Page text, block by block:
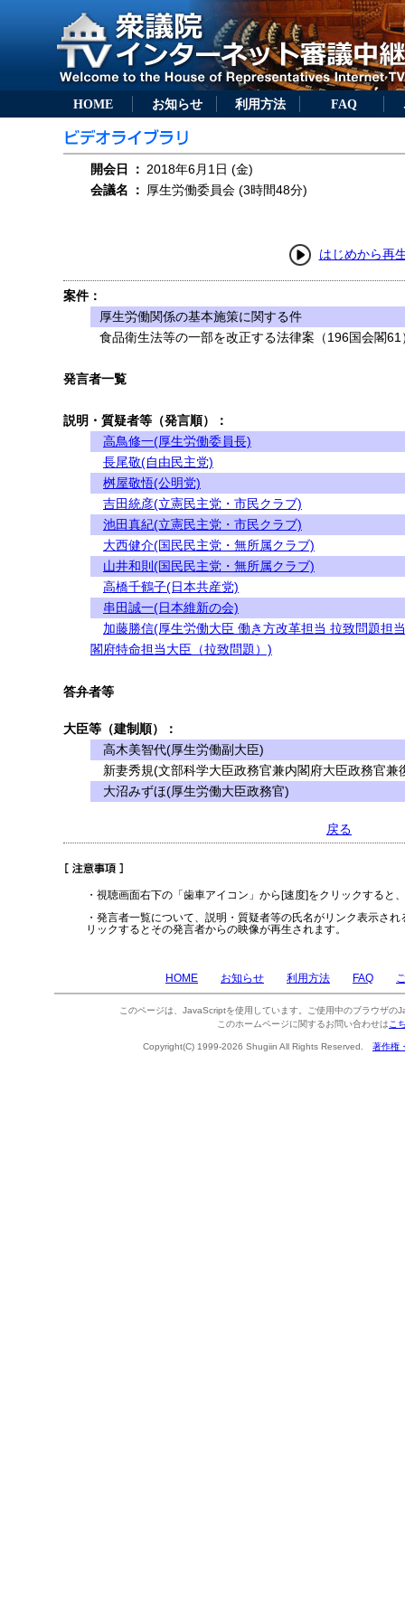
HOME お知らせ 利用方法 FAQ
開会日 ： 2018年6月1日 (金)
会議名
： 厚生労働委員会 (3時間48分)
はじめから再
案件：
厚生労働関係の基本施策に関する件
食品衛生法等の一部を改正する法律案（196国会閣61
発言者一覧
説明・質疑者等（発言順）：
高鳥修一(厚生労働委員長)
長尾敬(自由民主党)
桝屋敬悟(公明党)
吉田統彦(立憲民主党・市民クラブ)
池田真紀(立憲民主党・市民クラブ)
大西健介(国民民主党・無所属クラブ)
山井和則(国民民主党・無所属クラブ)
高橋千鶴子(日本共産党)
串田誠一(日本維新の会)
加藤勝信(厚生労働大臣 働き方改革担当 拉致問題担
閣府特命担当大臣（拉致問題）)
答弁者等
大臣等（建制順）：
高木美智代(厚生労働副大臣)
新妻秀規(文部科学大臣政務官兼内閣府大臣政務官兼
大沼みずほ(厚生労働大臣政務官)
戻る
・視聴画面右下の「歯車アイコン」から[速度]をクリックすると
・発言者一覧について、説明・質疑者等の氏名がリンク表示さ
リックするとその発言者からの映像が再生されます。
HOME お知らせ 利用方法 FAQ
このページは、JavaScriptを使用しています。ご使用中のブラウザの
このホームページに関するお問い合わせは こ
Copyright(C) 1999-2026 Shugiin All Rights Reserved. 著作権